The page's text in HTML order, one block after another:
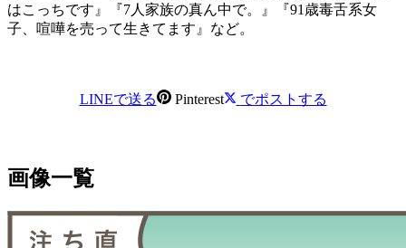
はこっちです』『7人家族の真ん中で。』『91歳毒舌系女
子、喧嘩を売って生きてます』など。
LINEで送る Pinterest でポストする
画像一覧